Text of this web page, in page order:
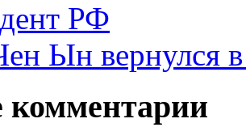
РФ
Ын вернулся
комментарии